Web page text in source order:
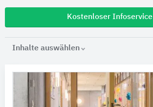
Kostenloser Infoservice
Inhalte auswählen